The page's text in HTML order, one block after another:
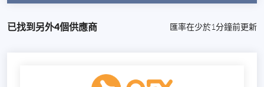
已找到另外4個供應商 匯率在少於1分鐘前更新